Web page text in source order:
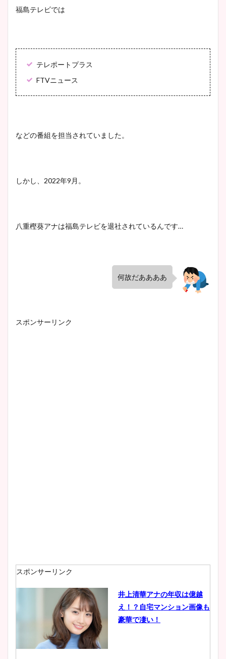
福島テレビでは
テレポートプラス
FTVニュース
などの番組を担当されていました。
しかし、2022年9月。
八重樫葵アナは福島テレビを退社されているんです…
何故だああああ
スポンサーリンク
スポンサーリンク
井上清華アナの年収は億越
え！？自宅マンション画像も
豪華で凄い！